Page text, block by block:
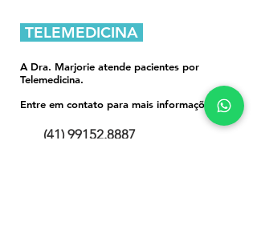
TELEMEDICINA
A Dra. Marjorie atende pacientes por
Telemedicina.
Entre em contato para mais informações:
(41) 99152.8887